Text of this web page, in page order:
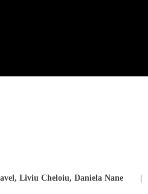
Liviu Cheloiu, Daniela